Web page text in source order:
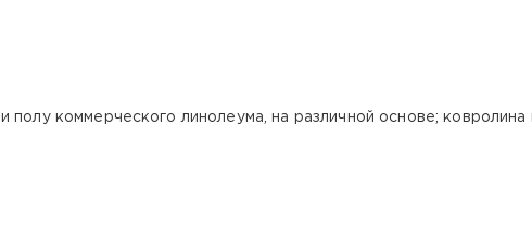
полу коммерческого линолеума, на различной основе; ковролина